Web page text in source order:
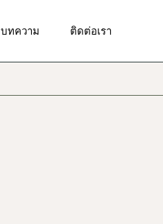
บทความ ติดต่อเรา